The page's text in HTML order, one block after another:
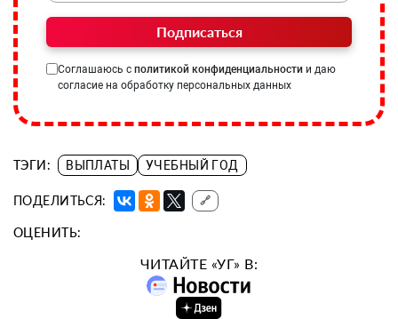
Подписаться
Соглашаюсь с политикой конфиденциальности и даю
согласие на обработку персональных данных
ТЭГИ: ВЫПЛАТЫ УЧЕБНЫЙ ГОД
ПОДЕЛИТЬСЯ: 🔗
ОЦЕНИТЬ:
ЧИТАЙТЕ «УГ» В: